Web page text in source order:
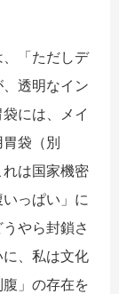
、「ただしデ
透明なイン
には、メイ
袋（別
は国家機密
っぱい」に
やら封鎖さ
、私は文化
」の存在を